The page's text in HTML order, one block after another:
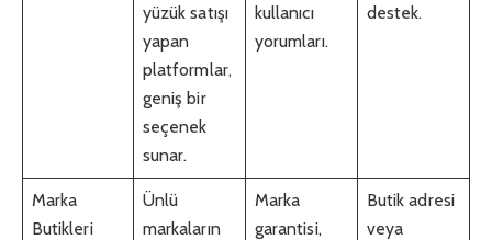
yüzük satışı
yapan
platformlar,
geniş bir
seçenek
sunar.
kullanıcı
yorumları.
destek.
Marka
Butikleri
Ünlü
markaların
Marka
garantisi,
Butik adresi
veya